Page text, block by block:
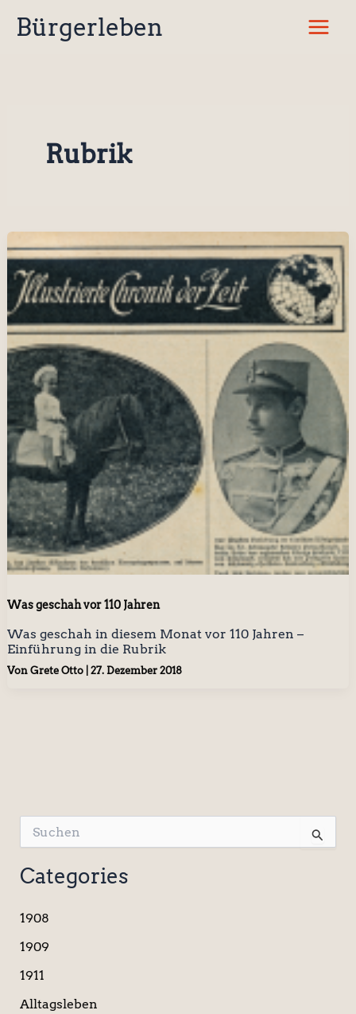
InhaltBürgerleben
Rubrik
Was geschah vor 110 Jahren
Was geschah in diesem Monat vor 110 Jahren –
Einführung in die Rubrik
Von Grete Otto 27. Dezember 2018
u
c
h
n
a
h
Categories
1908
1909
1911
Alltagsleben